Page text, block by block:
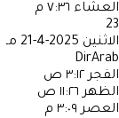
العشاء ٧:٣٦ م
23
الاثنين 2025-4-21 مـ
DirArab
الفجر ٣:١٢ ص
الظهر ١١:٢٦ ص
العصر ٣:٠٩ م